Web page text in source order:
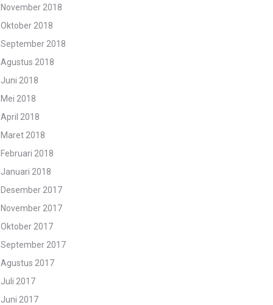
November 2018
Oktober 2018
September 2018
Agustus 2018
Juni 2018
Mei 2018
April 2018
Maret 2018
Februari 2018
Januari 2018
Desember 2017
November 2017
Oktober 2017
September 2017
Agustus 2017
Juli 2017
Juni 2017